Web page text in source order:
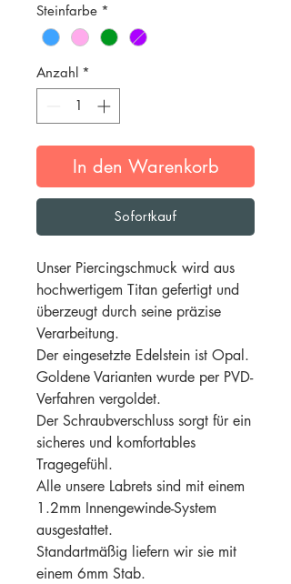
Steinfarbe *
Anzahl *
In den Warenkorb
Sofortkauf
Unser Piercingschmuck wird aus
hochwertigem Titan gefertigt und
überzeugt durch seine präzise
Verarbeitung.
Der eingesetzte Edelstein ist Opal.
Goldene Varianten wurde per PVD-
Verfahren vergoldet.
Der Schraubverschluss sorgt für ein
sicheres und komfortables
Tragegefühl.
Alle unsere Labrets sind mit einem
1.2mm Innengewinde-System
ausgestattet.
Standartmäßig liefern wir sie mit
einem 6mm Stab.